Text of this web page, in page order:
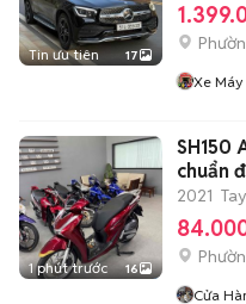
Tin ưu tiên 17
Xe
1 phút trước 16
SH150
chuẩn
2021
Cửa